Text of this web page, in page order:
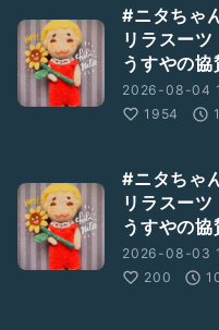
#ニタちゃ
リラスー
うすやの
2026-08-04
1954
#ニタちゃ
リラスー
うすやの
2026-08-03
200